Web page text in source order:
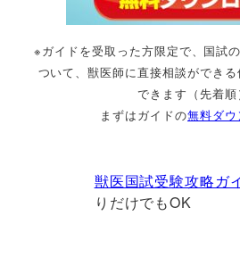
※ガイドを受取った方限定で、国試
ついて、獣医師に直接相談ができ
できます（先着順
まずはガイドの無料ダ
獣医国試受験攻略ガ
りだけでもOK